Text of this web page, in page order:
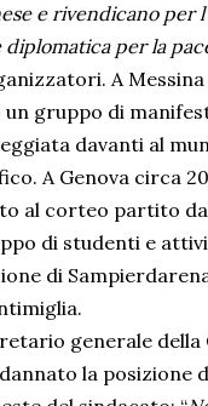
e rivendicano per
diplomatica per la
A
gruppo di
davanti al
A Genova circa
al corteo partito
di studenti e
di
generale della
la posizione